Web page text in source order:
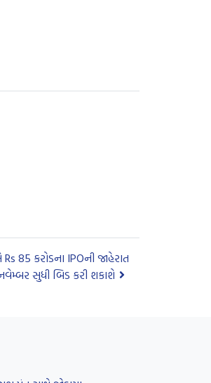
85 કરોડના IPOની જાહેરાત
સુધી બિડ કરી શકાશે